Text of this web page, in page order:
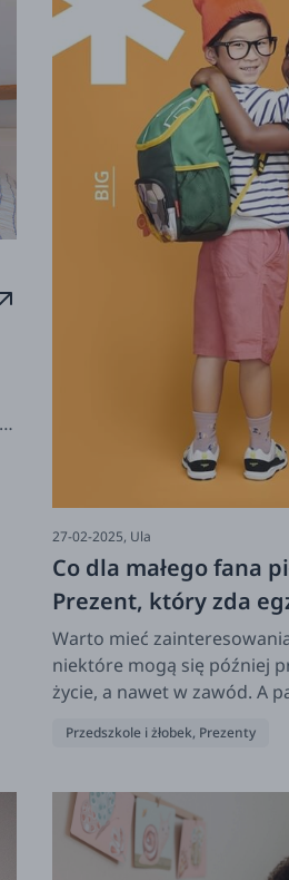
27-02-2025, Ula
Co dla małego fana
Prezent, który zda
Warto mieć
niektóre mogą się później
życie, a nawet w zawód. A
Zobaczcie co możecie
sportu! Gotowi?
Przedszkole i żłobek, Prezenty